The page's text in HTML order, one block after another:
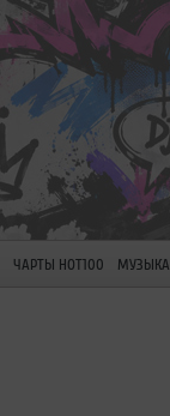
ЧАРТЫ HOT100 МУЗЫКА